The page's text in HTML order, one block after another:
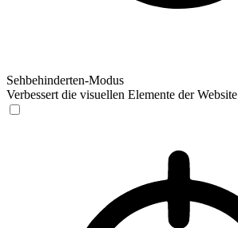
Sehbehinderten-Modus
Verbessert die visuellen Elemente der Website